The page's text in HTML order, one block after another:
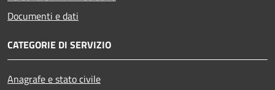
Documenti e dati
CATEGORIE DI SERVIZIO
Anagrafe e stato civile